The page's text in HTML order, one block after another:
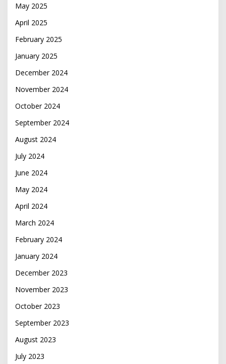
May 2025
April 2025
February 2025
January 2025
December 2024
November 2024
October 2024
September 2024
August 2024
July 2024
June 2024
May 2024
April 2024
March 2024
February 2024
January 2024
December 2023
November 2023
October 2023
September 2023
August 2023
July 2023